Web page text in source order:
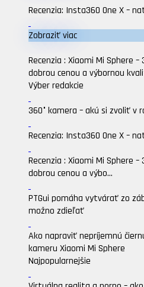
Recenzia: Insta360 One X –
Zobraziť viac
Recenzia : Xiaomi Mi Sphere
dobrou cenou a výbornou
Výber redakcie
360° kamera – akú si zvoliť v
Recenzia: Insta360 One X –
Recenzia : Xiaomi Mi Sphere
dobrou cenou a výbo...
PTGui pomáha vytvárať zo
možno zdieľať
Ako napraviť nepríjemnú
kameru Xiaomi Mi Sphere
Najpopularnejšie